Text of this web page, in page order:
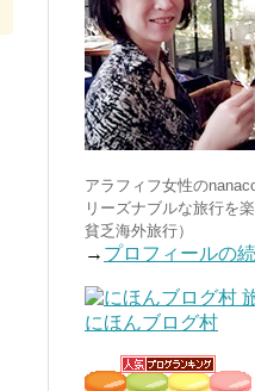
アラフィフ女性の
リーズナブルな旅行を
貧乏海外旅行）
→ プロフィールの
にほんブログ村